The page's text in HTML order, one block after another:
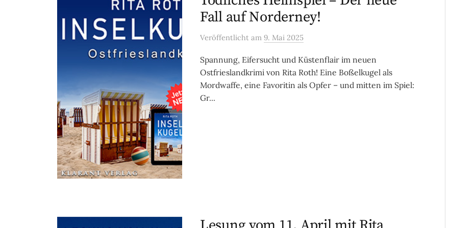
Fall auf Norderney!
Veröffentlicht am 9. Mai 2025
Spannung, Eifersucht und Küstenflair im neuen
Ostfrieslandkrimi von Rita Roth! Eine Boßelkugel als
Mordwaffe, eine Favoritin als Opfer – und mitten im Spiel:
Gr...